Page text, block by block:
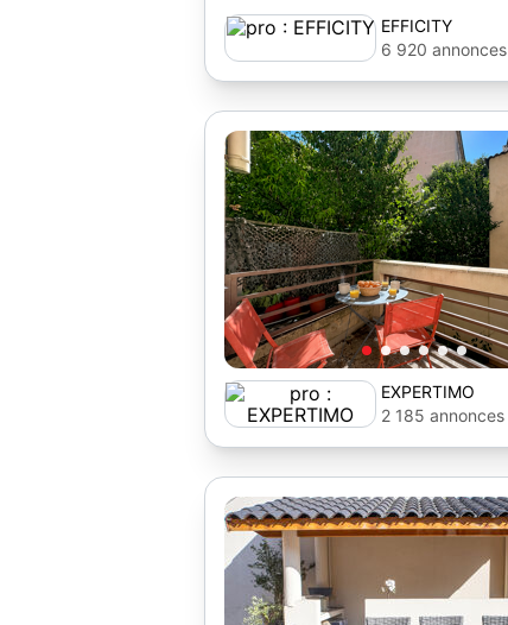
EFFICITY
6 920 annonces
EXPERTIMO
2 185 annonces